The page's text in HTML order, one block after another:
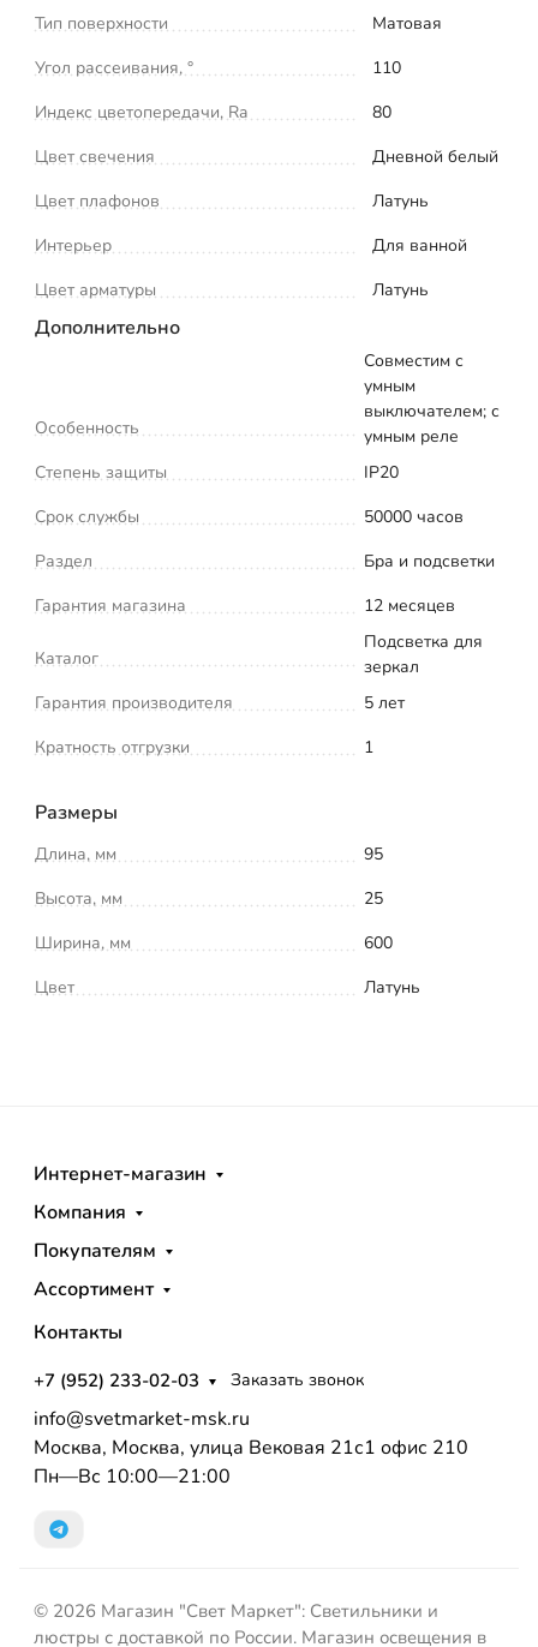
Тип поверхности
Матовая
Угол рассеивания, °
110
Индекс цветопередачи, Ra
80
Цвет свечения
Дневной белый
Цвет плафонов
Латунь
Интерьер
Для ванной
Цвет арматуры
Латунь
Дополнительно
Особенность
Совместим с
умным
выключателем; с
умным реле
Степень защиты
IP20
Срок службы
50000 часов
Раздел
Бра и подсветки
Гарантия магазина
12 месяцев
Каталог
Подсветка для
зеркал
Гарантия производителя
5 лет
Кратность отгрузки
1
Размеры
Длина, мм
95
Высота, мм
25
Ширина, мм
600
Цвет
Латунь
Интернет-магазин
Компания
Покупателям
Ассортимент
Контакты
+7 (952) 233-02-03 Заказать звонок
info@svetmarket-msk.ru
Москва, Москва, улица Вековая 21с1 офис 210
Пн—Вс 10:00—21:00
© 2026 Магазин "Свет Маркет": Светильники и
люстры с доставкой по России. Магазин освещения в